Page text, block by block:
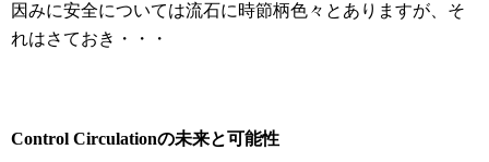
因みに安全については流石に時節柄色々とありますが、そ
れはさておき・・・
Control Circulationの未来と可能性